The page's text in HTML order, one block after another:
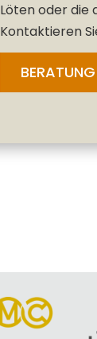
Löten oder die
Kontaktieren